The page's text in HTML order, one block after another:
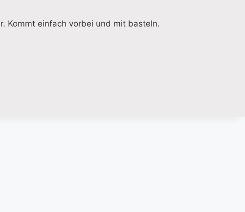
Kommt einfach vorbei und mit basteln.